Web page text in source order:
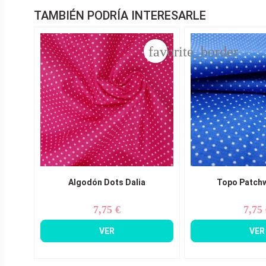
TAMBIÉN PODRÍA INTERESARLE
Algodón Dots Dalia
Precio
7,75 €
VER
favorite_border
Topo
7,75
VER